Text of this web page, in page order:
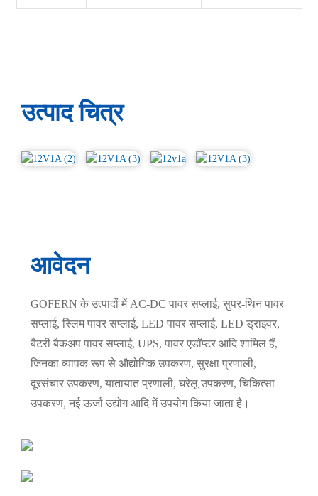
उत्पाद चित्र
आवेदन
GOFERN के उत्पादों में AC-DC पावर सप्लाई, सुपर-थिन पावर
सप्लाई, स्लिम पावर सप्लाई, LED पावर सप्लाई, LED ड्राइवर,
बैटरी बैकअप पावर सप्लाई, UPS, पावर एडॉप्टर आदि शामिल हैं,
जिनका व्यापक रूप से औद्योगिक उपकरण, सुरक्षा प्रणाली,
दूरसंचार उपकरण, यातायात प्रणाली, घरेलू उपकरण, चिकित्सा
उपकरण, नई ऊर्जा उद्योग आदि में उपयोग किया जाता है।